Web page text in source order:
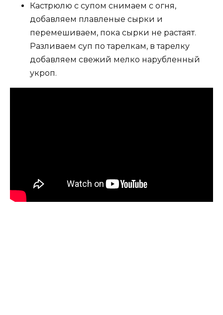
Кастрюлю с супом снимаем с огня,
добавляем плавленые сырки и
перемешиваем, пока сырки не растаят.
Разливаем суп по тарелкам, в тарелку
добавляем свежий мелко нарубленный
укроп.